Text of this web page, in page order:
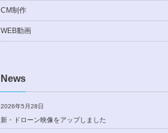
CM制作
WEB動画
News
2026年5月28日
新・ドローン映像をアップしました